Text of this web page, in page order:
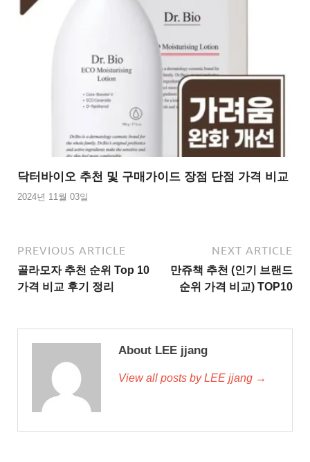
닥터바이오 추천 및 구매가이드 장점 단점 가격 비교
2024년 11월 03일
PREVIOUS ARTICLE
골라모자 추천 순위 Top 10
가격 비교 후기 정리
NEXT ARTICLE
만쥬책 추천 (인기 브랜드
순위 가격 비교) TOP10
About LEE jjang
View all posts by LEE jjang →